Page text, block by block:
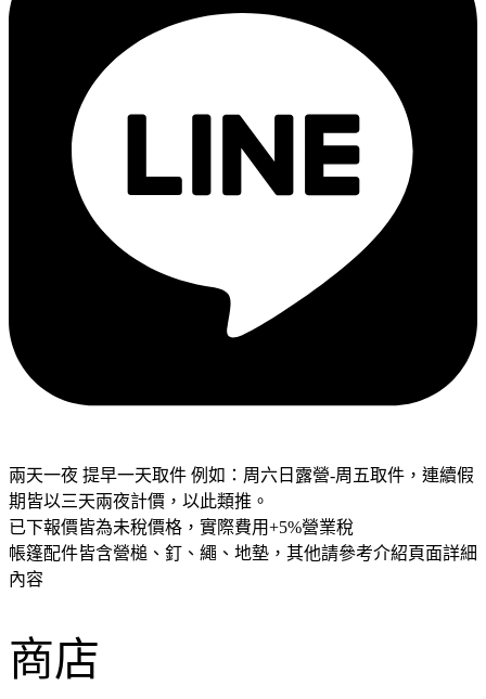
兩天一夜 提早一天取件 例如：周六日露營-周五取件，連續假
期皆以三天兩夜計價，以此類推。
已下報價皆為未稅價格，實際費用+5%營業稅
帳篷配件皆含營槌、釘、繩、地墊，其他請參考介紹頁面詳細
內容
商店